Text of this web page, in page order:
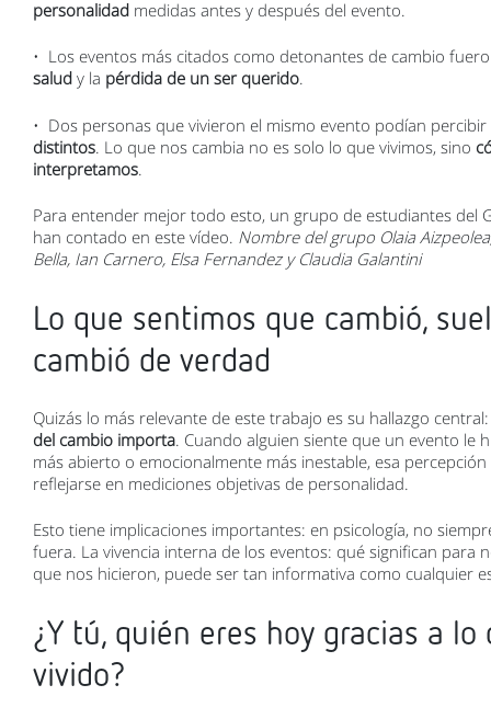
personalidad medidas antes y después del evento.
• Los eventos más citados como detonantes de cambio
salud y la pérdida de un ser querido.
• Dos personas que vivieron el mismo evento podían
distintos. Lo que nos cambia no es solo lo que vivimos, sino
interpretamos.
Para entender mejor todo esto, un grupo de estudiantes del
han contado en este vídeo. Nombre del grupo Olaia
Bella, Ian Carnero, Elsa Fernandez y Claudia Galantini
Lo que sentimos que cambió,
cambió de verdad
Quizás lo más relevante de este trabajo es su hallazgo
del cambio importa. Cuando alguien siente que un evento le
más abierto o emocionalmente más inestable, esa
reflejarse en mediciones objetivas de personalidad.
Esto tiene implicaciones importantes: en psicología, no
fuera. La vivencia interna de los eventos: qué significan para
que nos hicieron, puede ser tan informativa como cualquier
¿Y tú, quién eres hoy gracias a lo
vivido?